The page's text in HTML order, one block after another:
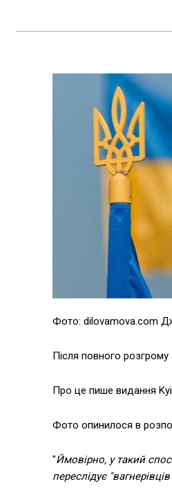
Фото: dilovamova.com
Після повного
Про це пише видання
Фото опинилося в
"Ймовірно, у такий
переслідує